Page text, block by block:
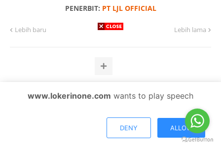
PENERBIT: PT LJL OFFICIAL
Lebih baru Lebih lama
#KARIR #KERJA #LOKER #LOWONGAN
#MEDAN
MARKETING
PT
SHOPEE SMA SMK
www.lokerinone.com wants to play speech
DENY ALLOW